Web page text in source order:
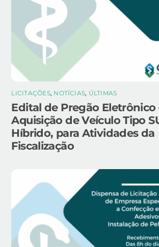
LICITAÇÕES, NOTÍCIAS, ÚLTIMAS
Edital de Pregão Eletrônico
Aquisição de Veículo Tipo
Híbrido, para Atividades da
Fiscalização